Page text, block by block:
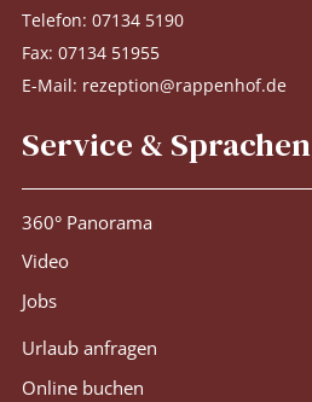
Telefon:07134 5190
Fax: 07134 51955
E-Mail: rezeption@rappenhof.de
Service & Sprachen
360° Panorama
Video
Jobs
Urlaub anfragen
Online buchen